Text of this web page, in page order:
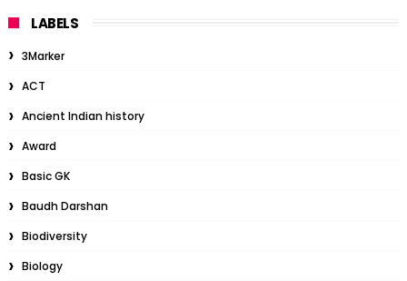
LABELS
3Marker
ACT
Ancient Indian history
Award
Basic GK
Baudh Darshan
Biodiversity
Biology